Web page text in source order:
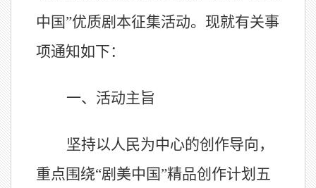
中国”优质剧本征集活动。现就有关事
项通知如下：
一、活动主旨
坚持以人民为中心的创作导向，
重点围绕“剧美中国”精品创作计划五